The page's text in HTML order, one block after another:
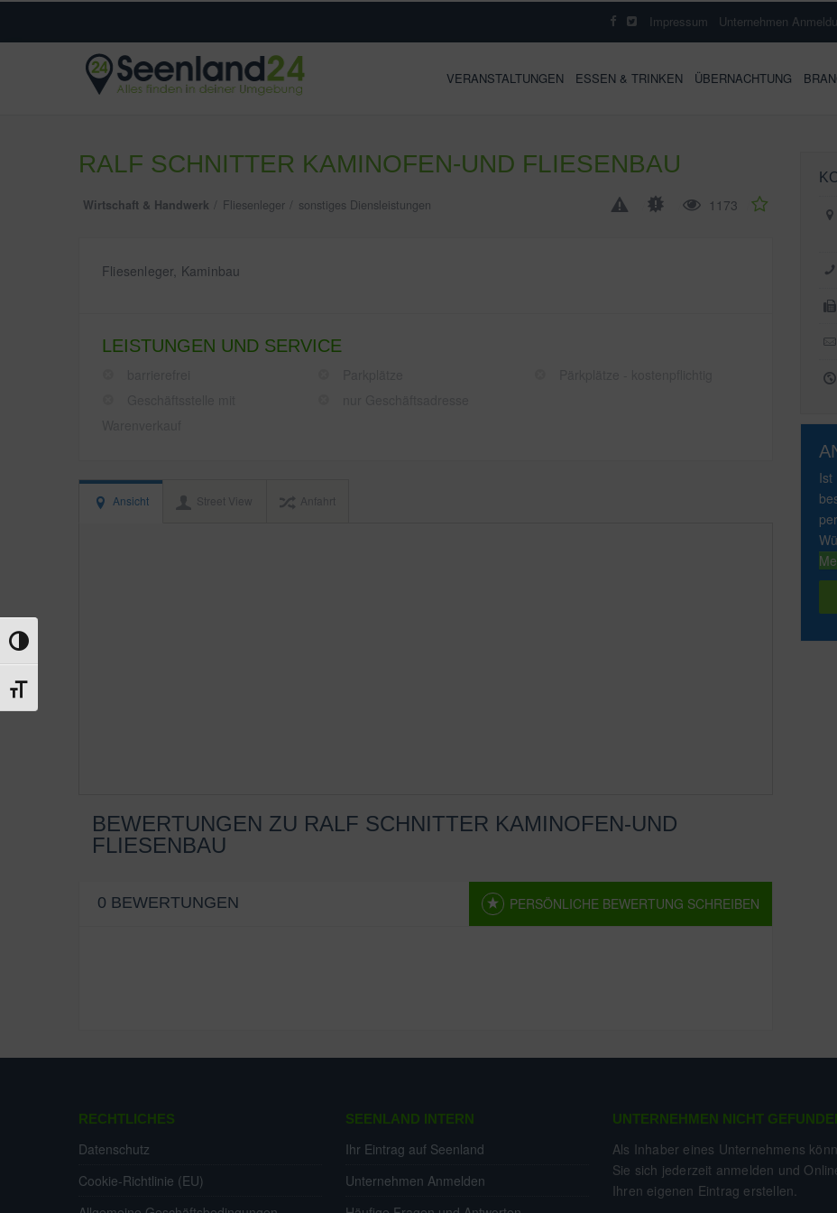
Umschalten auf hohe Kontraste
Schrift vergrößern
Unternehmen
Impressum
VERANSTALTUNGEN ESSEN & TRINKEN ÜBERNACHTUNG
RALF SCHNITTER KAMINOFEN-UND FLIESENBAU
Wirtschaft & Handwerk Fliesenleger sonstiges Diensleistungen 1173
Fliesenleger, Kaminbau
LEISTUNGEN UND SERVICE
Ansicht Street View Anfahrt
BEWERTUNGEN ZU RALF SCHNITTER KAMINOFEN-UND
FLIESENBAU
0 BEWERTUNGEN PERSÖNLICHE BEWERTUNG SCHREIBEN
Ist
RECHTLICHES
Datenschutz
Cookie-Richtlinie (EU)
SEENLAND INTERN
Ihr Eintrag auf Seenland
Unternehmen Anmelden
UNTERNEHMEN NICHT
Als Inhaber eines Unternehmens
Sie sich jederzeit anmelden und
Ihren eigenen Eintrag erstellen.